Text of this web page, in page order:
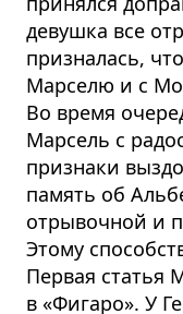
девушка все
призналась,
Марселю и с
Во время
Марсель с
признаки
память об
отрывочной и
Этому
Первая статья
в «Фигаро». У